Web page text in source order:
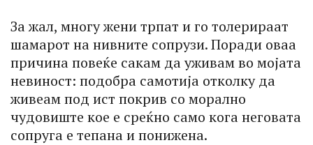
За жал, многу жени трпат и го толерираат
шамарот на нивните сопрузи. Поради оваа
причина повеќе сакам да уживам во мојата
невиност: подобра самотија отколку да
живеам под ист покрив со морално
чудовиште кое е среќно само кога неговата
сопруга е тепана и понижена.